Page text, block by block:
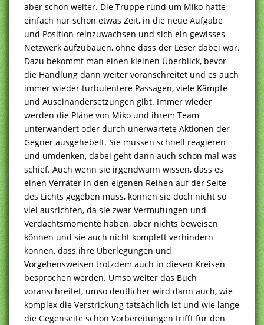
aber schon weiter. Die Truppe rund um Miko hatte
einfach nur schon etwas Zeit, in die neue Aufgabe
und Position reinzuwachsen und sich ein gewisses
Netzwerk aufzubauen, ohne dass der Leser dabei war.
Dazu bekommt man einen kleinen Überblick, bevor
die Handlung dann weiter voranschreitet und es auch
immer wieder turbulentere Passagen, viele Kämpfe
und Auseinandersetzungen gibt. Immer wieder
werden die Pläne von Miko und ihrem Team
unterwandert oder durch unerwartete Aktionen der
Gegner ausgehebelt. Sie müssen schnell reagieren
und umdenken, dabei geht dann auch schon mal was
schief. Auch wenn sie irgendwann wissen, dass es
einen Verräter in den eigenen Reihen auf der Seite
des Lichts gegeben muss, können sie doch nicht so
viel ausrichten, da sie zwar Vermutungen und
Verdachtsmomente haben, aber nichts beweisen
können und sie auch nicht komplett verhindern
können, dass ihre Überlegungen und
Vorgehensweisen trotzdem auch in diesen Kreisen
besprochen werden. Umso weiter das Buch
voranschreitet, umso deutlicher wird dann auch, wie
komplex die Verstrickung tatsächlich ist und wie lange
die Gegenseite schon Vorbereitungen trifft für den